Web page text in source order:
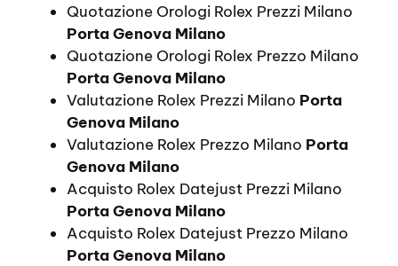
Quotazione Orologi Rolex Prezzi Milano
Porta Genova Milano
Quotazione Orologi Rolex Prezzo Milano
Porta Genova Milano
Valutazione Rolex Prezzi Milano Porta
Genova Milano
Valutazione Rolex Prezzo Milano Porta
Genova Milano
Acquisto Rolex Datejust Prezzi Milano
Porta Genova Milano
Acquisto Rolex Datejust Prezzo Milano
Porta Genova Milano